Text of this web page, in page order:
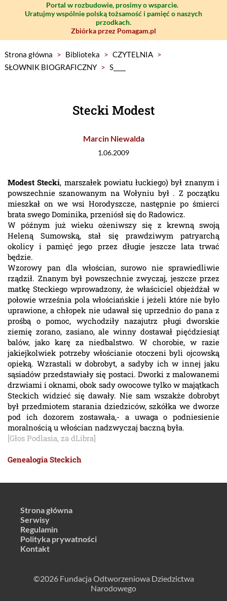
Portal w rozbudowie, prosimy o wsparcie.
Uratujmy wspólnie polską tożsamość i pamięć o naszych
przodkach.
Zbiórka przez Pomagam.pl
Strona główna > Biblioteka > CZYTELNIA >
SŁOWNIK BIOGRAFICZNY > S____
Stecki Modest
Marcin Niewalda
1.06.2009
Modest Stecki, marszałek powiatu łuckiego) był znanym i
powszechnie szanowanym na Wołyniu był . Z początku
mieszkał on we wsi Horodyszcze, następnie po śmierci
brata swego Dominika, przeniósł się do Radowicz.
W późnym już wieku ożeniwszy się z krewną swoją
Heleną Sumowską, stał się prawdziwym patryarchą
okolicy i pamięć jego przez długie jeszcze lata trwać
będzie.
Wzorowy pan dla włościan, surowo nie sprawiedliwie
rządził. Znanym był powszechnie zwyczaj, jeszcze przez
matkę Steckiego wprowadzony, że właściciel objeżdżał w
połowie września pola włościańskie i jeżeli które nie było
uprawione, a chłopek nie udawał się uprzednio do pana z
prośbą o pomoc, wychodziły nazajutrz pługi dworskie
ziemię zorano, zasiano, ale winny dostawał pięćdziesiąt
balów, jako karę za niedbalstwo. W chorobie, w razie
jakiejkolwiek potrzeby włościanie otoczeni byli ojcowską
opieką. Wzrastali w dobrobyt, a sadyby ich w innej jaku
sąsiadów przedstawiały się postaci. Dworki z malowanemi
drzwiami i oknami, obok sady owocowe tylko w majątkach
Steckich widzieć się dawały. Nie sam wszakże dobrobyt
był przedmiotem starania dziedziców, szkółka we dworze
pod ich dozorem zostawała,- a uwaga o podniesienie
moralnością u włościan nadzwyczaj baczną była.
[Głos Podlasia, za dLibra]
Genealogia Steckich
Strona główna
Serwisy
Regulamin
Polityka prywatności
Kontakt
©2026 Fundacja Odtworzeniowa Dziedzictwa
Narodowego